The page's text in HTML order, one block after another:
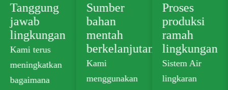
Tanggung
jawab
lingkungan
Kami terus
meningkatkan
bagaimana
Sumber
bahan
mentah
berkelanjutan
Kami
menggunakan
Proses
produksi
ramah
lingkungan
Sistem Air
lingkaran